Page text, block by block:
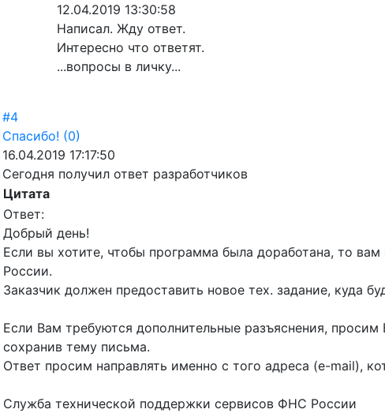
12.04.2019 13:30:58
Написал. Жду ответ.
Интересно что ответят.
...вопросы в личку...
#4
Спасибо! (0)
16.04.2019 17:17:50
Сегодня получил ответ разработчиков
Цитата
Ответ:
Добрый день!
Если вы хотите, чтобы программа была доработана, то
России.
Заказчик должен предоставить новое тех. задание, куда
Если Вам требуются дополнительные разъяснения,
сохранив тему письма.
Ответ просим направлять именно с того адреса (e-mail),
Служба технической поддержки сервисов ФНС России